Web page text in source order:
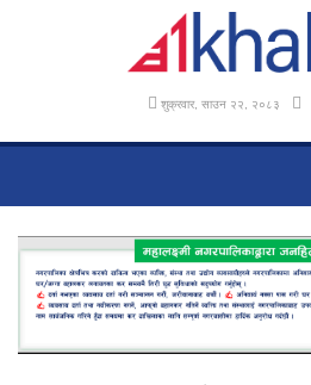
शुक्रवार, साउन २२, २०८३